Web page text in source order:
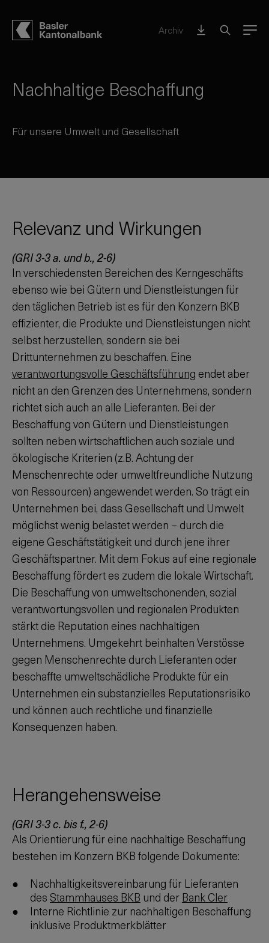
Archiv Menu
Nachhaltige Beschaffung
Für unsere Umwelt und Gesellschaft
Relevanz und Wirkungen
(GRI 3-3 a. und b., 2-6)
In verschiedensten Bereichen des Kerngeschäfts
ebenso wie bei Gütern und Dienstleistungen für
den täglichen Betrieb ist es für den Konzern BKB
effizienter, die Produkte und Dienstleistungen nicht
selbst herzustellen, sondern sie bei
Drittunternehmen zu beschaffen. Eine
verantwortungsvolle Geschäftsführung endet aber
nicht an den Grenzen des Unternehmens, sondern
richtet sich auch an alle Lieferanten. Bei der
Beschaffung von Gütern und Dienstleistungen
sollten neben wirtschaftlichen auch soziale und
ökologische Kriterien (z.B. Achtung der
Menschenrechte oder umweltfreundliche Nutzung
von Ressourcen) angewendet werden. So trägt ein
Unternehmen bei, dass Gesellschaft und Umwelt
möglichst wenig belastet werden – durch die
eigene Geschäftstätigkeit und durch jene ihrer
Geschäftspartner. Mit dem Fokus auf eine regionale
Beschaffung fördert es zudem die lokale Wirtschaft.
Die Beschaffung von umweltschonenden, sozial
verantwortungsvollen und regionalen Produkten
stärkt die Reputation eines nachhaltigen
Unternehmens. Umgekehrt beinhalten Verstösse
gegen Menschenrechte durch Lieferanten oder
beschaffte umweltschädliche Produkte für ein
Unternehmen ein substanzielles Reputationsrisiko
und können auch rechtliche und finanzielle
Konsequenzen haben.
Herangehensweise
(GRI 3-3 c. bis f., 2-6)
Als Orientierung für eine nachhaltige Beschaffung
bestehen im Konzern BKB folgende Dokumente:
Nachhaltigkeitsvereinbarung für Lieferanten
des Stammhauses BKB und der Bank Cler
Interne Richtlinie zur nachhaltigen Beschaffung
inklusive Produktmerkblätter